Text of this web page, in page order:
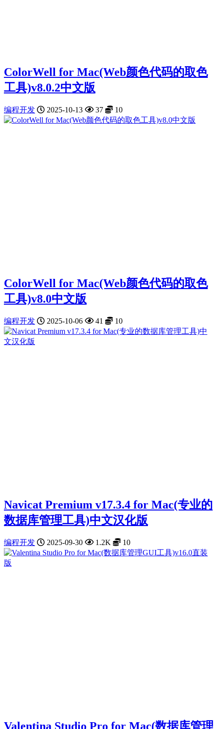
ColorWell for Mac(Web颜色代码的取色
工具)v8.0.2中文版
编程开发 2025-10-13 37 10
ColorWell for Mac(Web颜色代码的取色
工具)v8.0中文版
编程开发 2025-10-06 41 10
Navicat Premium v17.3.4 for Mac(专业的
数据库管理工具)中文汉化版
编程开发 2025-09-30 1.2K 10
Valentina Studio Pro for Mac(数据库管理